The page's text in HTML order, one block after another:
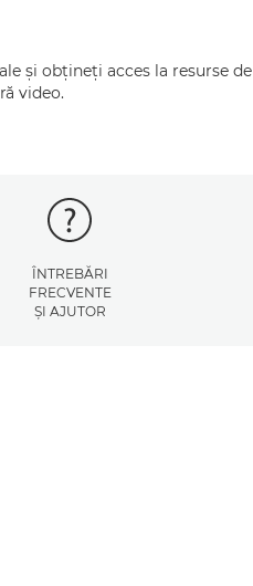
şi obţineţi acces la resurse de
video.
ÎNTREBĂRI
FRECVENTE
ŞI AJUTOR